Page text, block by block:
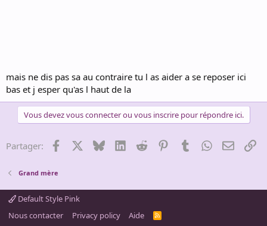
mais ne dis pas sa au contraire tu l as aider a se reposer ici
bas et j esper qu'as l haut de la
Vous devez vous connecter ou vous inscrire pour répondre ici.
Partager: Facebook BlueskyLinkedInReddit PinterestTumblrWhatsApp
Email
Grand mère
Default Style Pink
Nous contacter
Privacy policy Aide
R